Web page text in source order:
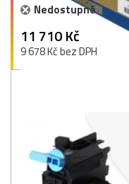
Nedostupné
11 710 Kč
9 678 Kč bez DPH